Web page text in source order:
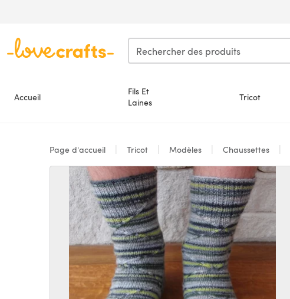
Accueil
Fils Et
Laines
Tricot
Page d'accueil Tricot Modèles Chaussettes